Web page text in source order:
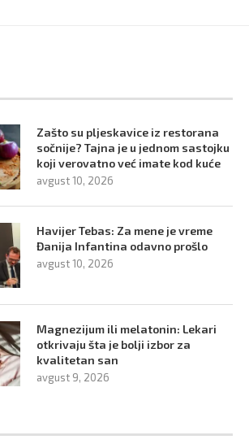
Zašto su pljeskavice iz restorana
sočnije? Tajna je u jednom sastojku
koji verovatno već imate kod kuće
avgust 10, 2026
Havijer Tebas: Za mene je vreme
Đanija Infantina odavno prošlo
avgust 10, 2026
Magnezijum ili melatonin: Lekari
otkrivaju šta je bolji izbor za
kvalitetan san
avgust 9, 2026